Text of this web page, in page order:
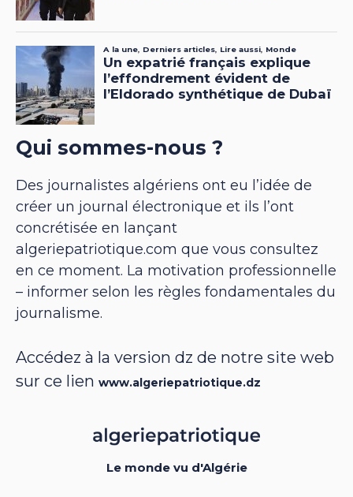
Qui sommes-nous ?
Des journalistes algériens ont eu l’idée de
créer un journal électronique et ils l’ont
concrétisée en lançant
algeriepatriotique.com que vous consultez
en ce moment. La motivation professionnelle
– informer selon les règles fondamentales du
journalisme.
Accédez à la version dz de notre site web
sur ce lien www.algeriepatriotique.dz
Le monde vu d'Algérie